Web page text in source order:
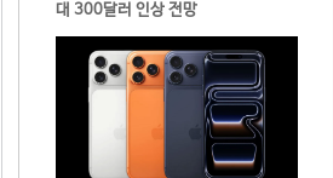
대 300달러 인상 전망